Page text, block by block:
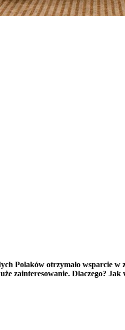
Polaków otrzymało wsparcie
zainteresowanie. Dlaczego?